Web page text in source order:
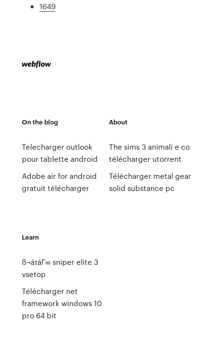
1649
On the blog
Telecharger outlook
pour tablette android
Adobe air for android
gratuit télécharger
About
The sims 3 animali e co
télécharger utorrent
Télécharger metal gear
solid substance pc
Learn
ß¬áτáΓ∞ sniper elite 3
vsetop
Télécharger net
framework windows 10
pro 64 bit